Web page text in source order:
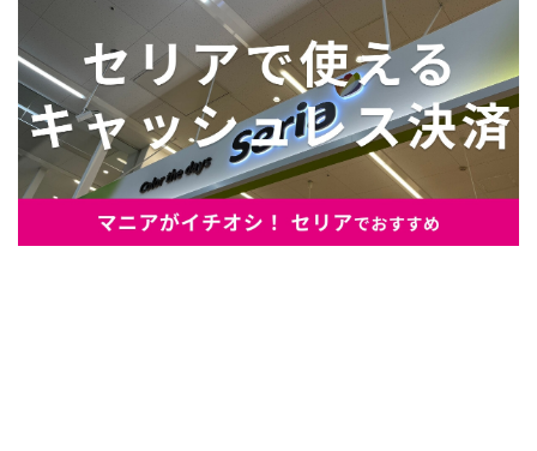
からの給料が０円になり、家にいながら、しかも空いた時間でできる
オークションに目をつける。しかし、取引の仕方がわからずに、まず
は落札者として参加。その後、出品者側にまわり、家の中の物を出品
しまくる。出品する物がほぼなくなってからは、仕入れを経験。ネッ
トオークションを生活の一部に取り入れるべく、「ネットオークショ
ンやフリマアプリは生活のインフラになる」という考えを持つ。また
消費税増税の社会においては、ネットオークションやフリマアプリが
家計の救世主になりえると考え、業者とは違う視点でユーザーとして
参加中。